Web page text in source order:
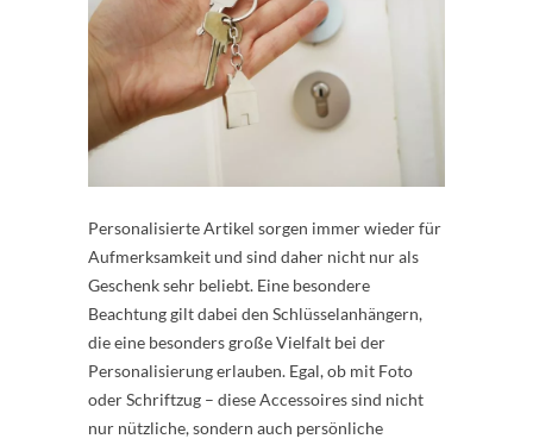
Personalisierte Artikel sorgen immer wieder für
Aufmerksamkeit und sind daher nicht nur als
Geschenk sehr beliebt. Eine besondere
Beachtung gilt dabei den Schlüsselanhängern,
die eine besonders große Vielfalt bei der
Personalisierung erlauben. Egal, ob mit Foto
oder Schriftzug – diese Accessoires sind nicht
nur nützliche, sondern auch persönliche